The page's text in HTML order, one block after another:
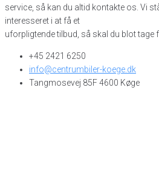
service, så kan du altid kontakte os. Vi
interesseret i at få et
uforpligtende tilbud, så skal du blot tage
+45 2421 6250
info@centrumbiler-koege.dk
Tangmosevej 85F 4600 Køge